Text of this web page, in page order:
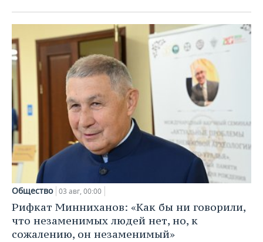
Общество 03 авг, 00:00
Рифкат Минниханов: «Как бы ни говорили,
что незаменимых людей нет, но, к
сожалению, он незаменимый»